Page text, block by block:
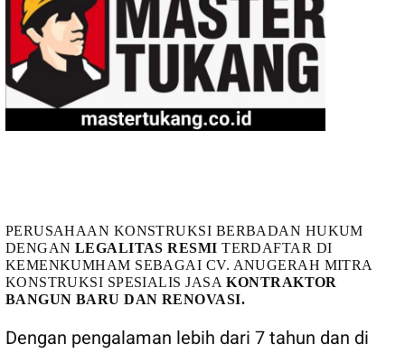
PERUSAHAAN KONSTRUKSI BERBADAN HUKUM
DENGAN LEGALITAS RESMI TERDAFTAR DI
KEMENKUMHAM SEBAGAI CV. ANUGERAH MITRA
KONSTRUKSI SPESIALIS JASAKONTRAKTOR
BANGUN BARU DAN RENOVASI.
Dengan pengalaman lebih dari 7 tahun dan di